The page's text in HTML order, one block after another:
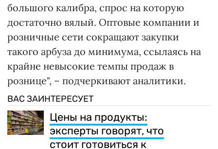
большого калибра, спрос на которую
достаточно вялый. Оптовые компании и
розничные сети сокращают закупки
такого арбуза до минимума, ссылаясь на
крайне невысокие темпы продаж в
рознице", – подчеркивают аналитики.
ВАС ЗАИНТЕРЕСУЕТ
Цены на продукты:
эксперты говорят, что
стоит готовиться к